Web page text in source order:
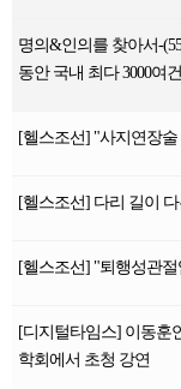
명의&인의를 찾아서-
동안 국내 최다 3000여
[헬스조선] "사지연장
[헬스조선] 다리 길이
[헬스조선] "퇴행성관
[디지털타임스] 이동훈
학회에서 초청 강연